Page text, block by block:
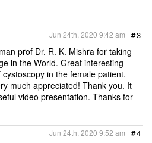
#3
Jun 24th, 2020 9:42 am
prof Dr. R. K. Mishra for taking
in the World. Great interesting
in the female patient.
much appreciated! Thank you. It
video presentation. Thanks for
#4
Jun 24th, 2020 9:52 am